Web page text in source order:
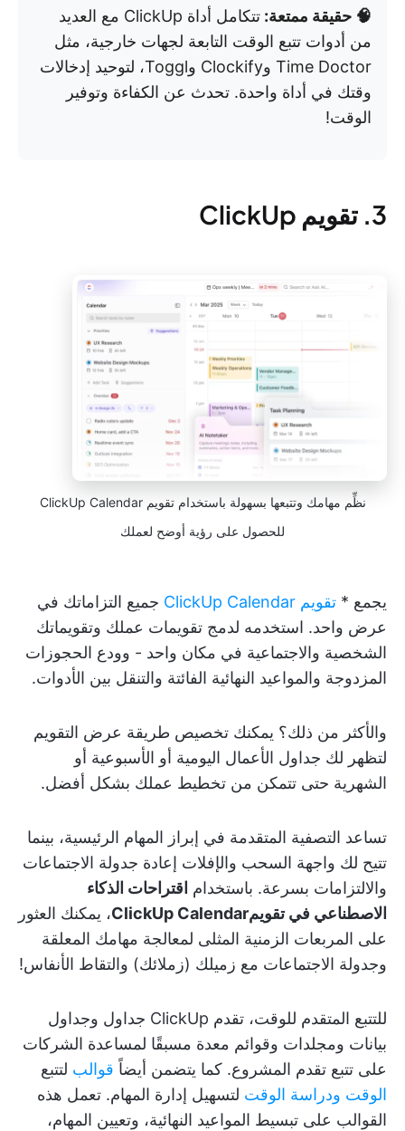
🧠 حقيقة ممتعة:
تتكامل أداة ClickUp مع العديد
من أدوات تتبع الوقت التابعة لجهات خارجية، مثل
Time Doctor وClockify وToggl، لتوحيد إدخالات
وقتك في أداة واحدة. تحدث عن الكفاءة وتوفير
الوقت!
3. تقويم ClickUp
نظِّم مهامك وتتبعها بسهولة باستخدام تقويم ClickUp Calendar
للحصول على رؤية أوضح لعملك
يجمع * تقويم ClickUp Calendar
جميع التزاماتك في
عرض واحد. استخدمه لدمج تقويمات عملك وتقويماتك
الشخصية والاجتماعية في مكان واحد - وودع الحجوزات
المزدوجة والمواعيد النهائية الفائتة والتنقل بين الأدوات.
والأكثر من ذلك؟ يمكنك تخصيص طريقة عرض التقويم
لتظهر لك جداول الأعمال اليومية أو الأسبوعية أو
الشهرية حتى تتمكن من تخطيط عملك بشكل أفضل.
تساعد التصفية المتقدمة في إبراز المهام الرئيسية، بينما
تتيح لك واجهة السحب والإفلات إعادة جدولة الاجتماعات
والالتزامات بسرعة. باستخدام اقتراحات الذكاء
الاصطناعي في تقويمClickUp Calendar
، يمكنك العثور
على المربعات الزمنية المثلى لمعالجة مهامك المعلقة
وجدولة الاجتماعات مع زميلك (زملائك) والتقاط الأنفاس!
للتتبع المتقدم للوقت، تقدم ClickUp جداول وجداول
بيانات ومجلدات وقوائم معدة مسبقًا لمساعدة الشركات
على تتبع تقدم المشروع. كما يتضمن أيضاً قوالب لتتبع
الوقت ودراسة الوقت لتسهيل إدارة المهام. تعمل هذه
القوالب على تبسيط المواعيد النهائية، وتعيين المهام،